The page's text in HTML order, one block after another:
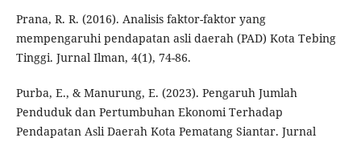
Prana, R. R. (2016). Analisis faktor-faktor yang
mempengaruhi pendapatan asli daerah (PAD) Kota Tebing
Tinggi. Jurnal Ilman, 4(1), 74-86.
Purba, E., & Manurung, E. (2023). Pengaruh Jumlah
Penduduk dan Pertumbuhan Ekonomi Terhadap
Pendapatan Asli Daerah Kota Pematang Siantar. Jurnal